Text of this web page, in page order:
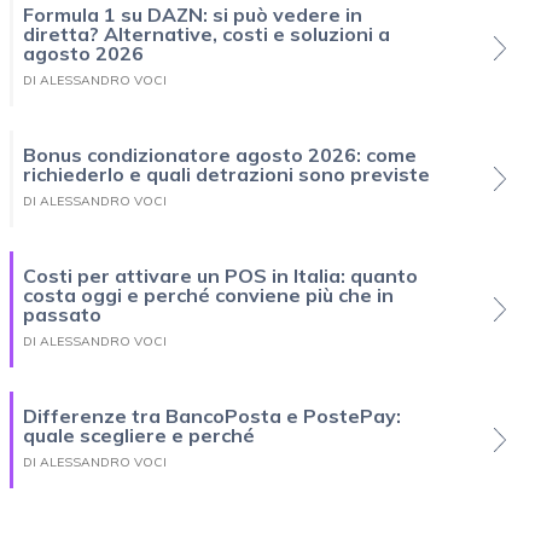
Formula 1 su DAZN: si può vedere in
diretta? Alternative, costi e soluzioni a
agosto 2026
DI ALESSANDRO VOCI
Bonus condizionatore agosto 2026: come
richiederlo e quali detrazioni sono previste
DI ALESSANDRO VOCI
Costi per attivare un POS in Italia: quanto
costa oggi e perché conviene più che in
passato
DI ALESSANDRO VOCI
Differenze tra BancoPosta e PostePay:
quale scegliere e perché
DI ALESSANDRO VOCI